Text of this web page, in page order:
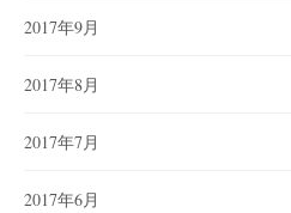
2017年9月
2017年8月
2017年7月
2017年6月